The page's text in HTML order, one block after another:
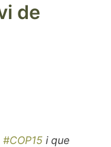
de
#COP15 i que